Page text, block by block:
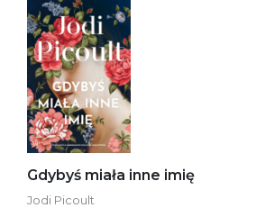
Gdybyś miała inne imię
Jodi Picoult